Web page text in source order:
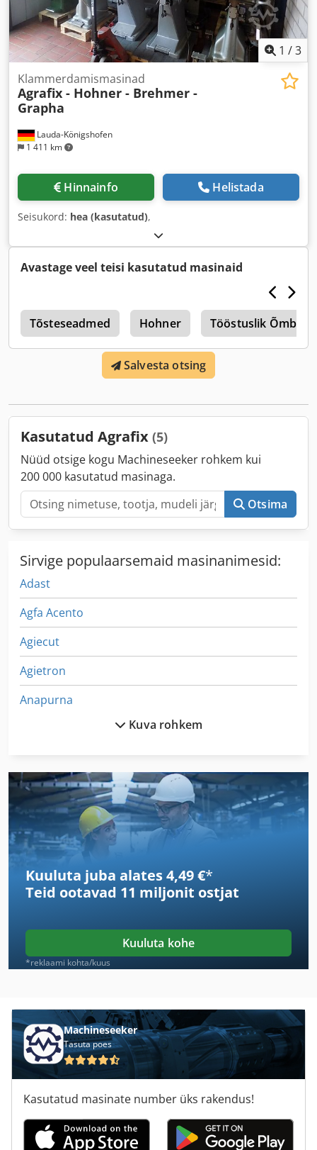
1 /3
Lauda-Königshofen
1 411 km
Klammerdamismasinad
Agrafix - Hohner - Brehmer -
Grapha
Hinnainfo Helistada
Seisukord: hea (kasutatud),
Avastage veel teisi kasutatud masinaid
Tõsteseadmed Hohner Tööstuslik
Salvesta otsing
Kasutatud Agrafix (5)
Nüüd otsige kogu Machineseeker rohkem kui
200 000 kasutatud masinaga.
Otsima
Sirvige populaarsemaid masinanimesid:
Adast
Agfa Acento
Agiecut
Agietron
Anapurna
Brehmer
Ferag
Foliant 520
Giljotiinid
Grafopress
Grafopress Gpe
Mafell
Mozp
Multigraf
Nyloprint Filmiprinter
Pfaeffle
Pfaff
Kuva rohkem
Kuuluta juba alates 4,49 €*
Teid ootavad 11 miljonit ostjat
Kuuluta kohe
*reklaami kohta/kuus
Machineseeker
Tasuta poes
Kasutatud masinate number üks rakendus!